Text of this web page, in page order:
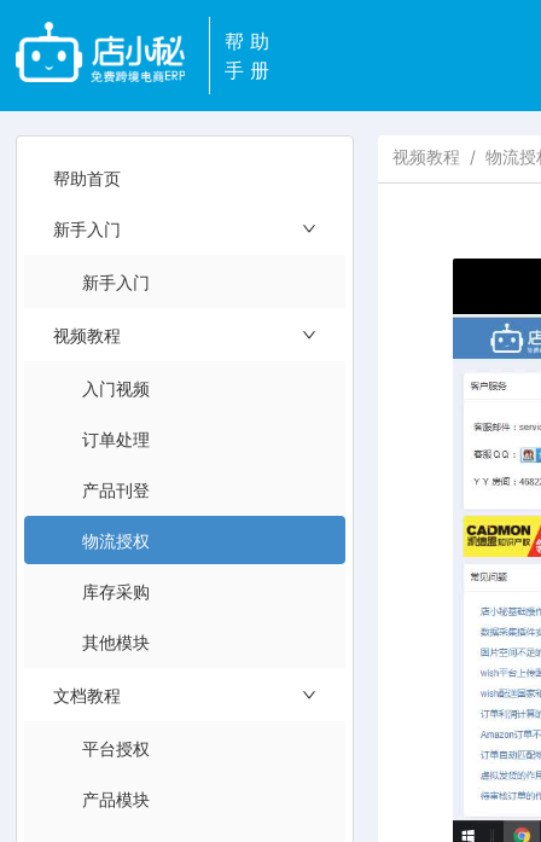
帮助
手册
帮助首页
新手入门
新手入门
视频教程
入门视频
订单处理
产品刊登
物流授权
库存采购
其他模块
文档教程
平台授权
产品模块
视频教程 / 物流授